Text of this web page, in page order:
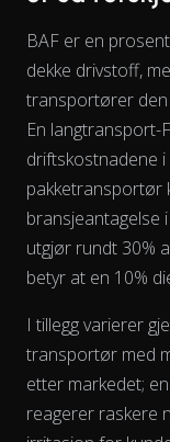
BAF er en
dekke drivstoff,
transportører den
En langtransport-
driftskostnadene
pakketransportør
bransjeantagelse
utgjør rundt 30%
betyr at en 10%
I tillegg varierer
transportør med
etter markedet;
reagerer raskere